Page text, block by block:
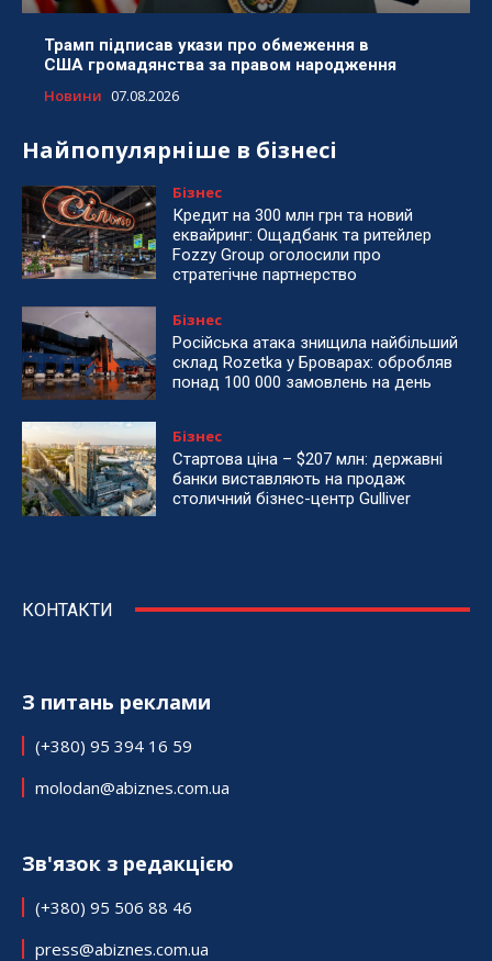
Трамп підписав укази про обмеження в
США громадянства за правом народження
Новини 07.08.2026
Найпопулярніше в бізнесі
Бізнес
Кредит на 300 млн грн та новий
еквайринг: Ощадбанк та ритейлер
Fozzy Group оголосили про
стратегічне партнерство
Бізнес
Російська атака знищила найбільший
склад Rozetka у Броварах: обробляв
понад 100 000 замовлень на день
Бізнес
Стартова ціна – $207 млн: державні
банки виставляють на продаж
столичний бізнес-центр Gulliver
КОНТАКТИ
З питань реклами
(+380) 95 394 16 59
molodan@abiznes.com.ua
Зв'язок з редакцією
(+380) 95 506 88 46
press@abiznes.com.ua